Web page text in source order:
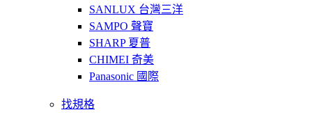
SANLUX 台灣三洋
SAMPO 聲寶
SHARP 夏普
CHIMEI 奇美
Panasonic 國際
找規格